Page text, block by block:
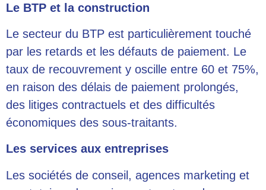
Le BTP et la construction
Le secteur du BTP est particulièrement touché
par les retards et les défauts de paiement. Le
taux de recouvrement y oscille entre 60 et 75%,
en raison des délais de paiement prolongés,
des litiges contractuels et des difficultés
économiques des sous-traitants.
Les services aux entreprises
Les sociétés de conseil, agences marketing et